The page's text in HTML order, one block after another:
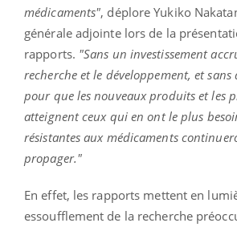
médicaments", déplore Yukiko
générale adjointe lors de la
rapports. "Sans un investissement
recherche et le développement, et sans
pour que les nouveaux produits et les
atteignent ceux qui en ont le plus
résistantes aux médicaments
propager."
En effet, les rapports mettent en
essoufflement de la recherche